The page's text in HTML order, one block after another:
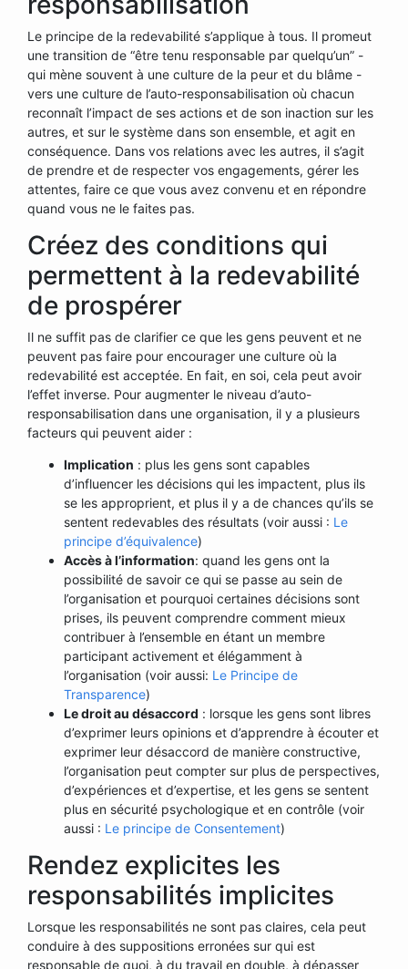
Le principe de la redevabilité s’applique à tous. Il promeut
une transition de “être tenu responsable par quelqu’un” -
qui mène souvent à une culture de la peur et du blâme -
vers une culture de l’auto-responsabilisation où chacun
reconnaît l’impact de ses actions et de son inaction sur les
autres, et sur le système dans son ensemble, et agit en
conséquence. Dans vos relations avec les autres, il s’agit
de prendre et de respecter vos engagements, gérer les
attentes, faire ce que vous avez convenu et en répondre
quand vous ne le faites pas.
Créez des conditions qui
permettent à la redevabilité
de prospérer
Il ne suffit pas de clarifier ce que les gens peuvent et ne
peuvent pas faire pour encourager une culture où la
redevabilité est acceptée. En fait, en soi, cela peut avoir
l’effet inverse. Pour augmenter le niveau d’auto-
responsabilisation dans une organisation, il y a plusieurs
facteurs qui peuvent aider :
Implication : plus les gens sont capables
d’influencer les décisions qui les impactent, plus ils
se les approprient, et plus il y a de chances qu’ils se
sentent redevables des résultats (voir aussi : Le
principe d’équivalence)
Accès à l’information: quand les gens ont la
possibilité de savoir ce qui se passe au sein de
l’organisation et pourquoi certaines décisions sont
prises, ils peuvent comprendre comment mieux
contribuer à l’ensemble en étant un membre
participant activement et élégamment à
l’organisation (voir aussi: Le Principe de
Transparence)
Le droit au désaccord : lorsque les gens sont libres
d’exprimer leurs opinions et d’apprendre à écouter et
exprimer leur désaccord de manière constructive,
l’organisation peut compter sur plus de perspectives,
d’expériences et d’expertise, et les gens se sentent
plus en sécurité psychologique et en contrôle (voir
aussi : Le principe de Consentement)
Rendez explicites les
responsabilités implicites
Lorsque les responsabilités ne sont pas claires, cela peut
conduire à des suppositions erronées sur qui est
responsable de quoi, à du travail en double, à dépasser